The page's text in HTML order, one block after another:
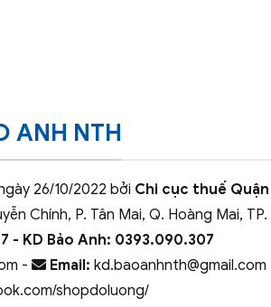
ANH NTH
26/10/2022 bởi Chi cục thuế Quận
Chính, P. Tân Mai, Q. Hoàng Mai, TP.
- KD Bảo Anh: 0393.090.307
- Email: kd.baoanhnth@gmail.com
shopdoluong/